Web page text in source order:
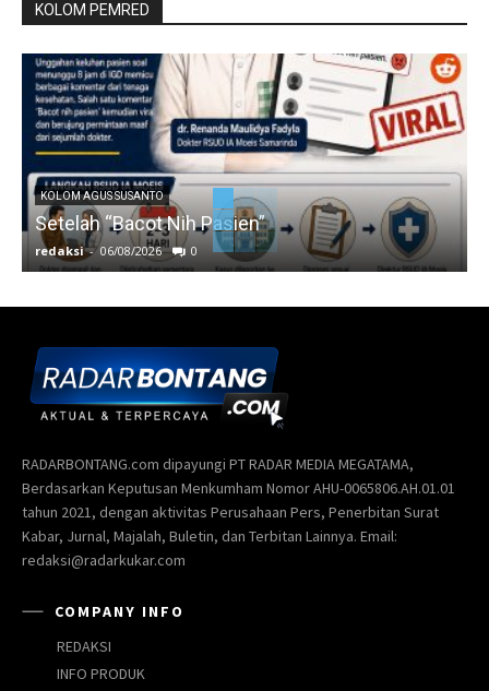
KOLOM PEMRED
KOLOM AGUS SUSANTO
Setelah “Bacot Nih Pasien”
redaksi - 06/08/2026 0
RADARBONTANG.com dipayungi PT RADAR MEDIA MEGATAMA,
Berdasarkan Keputusan Menkumham Nomor AHU-0065806.AH.01.01
tahun 2021, dengan aktivitas Perusahaan Pers, Penerbitan Surat
Kabar, Jurnal, Majalah, Buletin, dan Terbitan Lainnya. Email:
redaksi@radarkukar.com
COMPANY INFO
REDAKSI
INFO PRODUK